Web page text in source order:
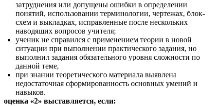
затруднения или допущены ошибки в определении
понятий, использовании терминологии, чертежах, блок-
схем и выкладках, исправленные после нескольких
наводящих вопросов учителя;
ученик не справился с применением теории в новой
ситуации при выполнении практического задания, но
выполнил задания обязательного уровня сложности по
данной теме,
при знании теоретического материала выявлена
недостаточная сформированность основных умений и
навыков.
оценка «2» выставляется, если: